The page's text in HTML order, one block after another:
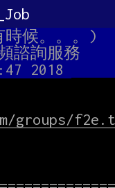
候。。。)
諮詢服務
2018
groups/